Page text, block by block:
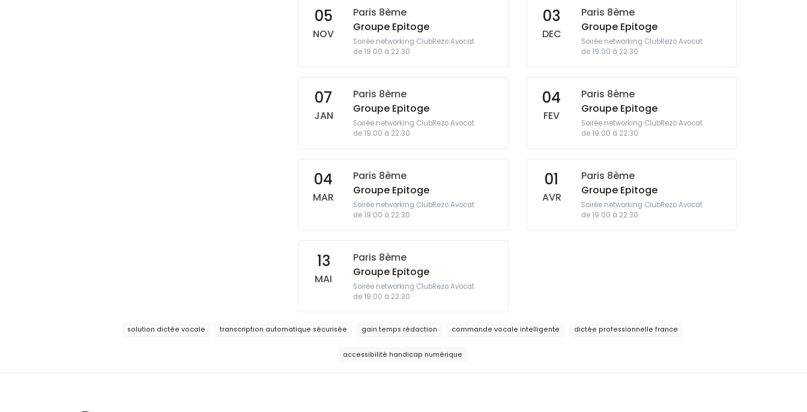
05
NOV
Paris 8ème
Groupe Epitoge
Soirée networking ClubRezo Avocat
de 19:00 à 22:30
03
DEC
Paris 8ème
Groupe Epitoge
Soirée networking ClubRezo Avocat
de 19:00 à 22:30
07
JAN
Paris 8ème
Groupe Epitoge
Soirée networking ClubRezo Avocat
de 19:00 à 22:30
04
FEV
Paris 8ème
Groupe Epitoge
Soirée networking ClubRezo Avocat
de 19:00 à 22:30
04
MAR
Paris 8ème
Groupe Epitoge
Soirée networking ClubRezo Avocat
de 19:00 à 22:30
01
AVR
Paris 8ème
Groupe Epitoge
Soirée networking ClubRezo Avocat
de 19:00 à 22:30
13
MAI
Paris 8ème
Groupe Epitoge
Soirée networking ClubRezo Avocat
de 19:00 à 22:30
solution dictée vocale transcription automatique sécurisée gain temps rédaction commande vocale intelligente dictée professionnelle france
accessibilité handicap numérique